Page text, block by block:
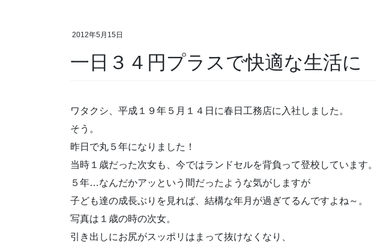
2012年5月15日
一日３４円プラスで快適な生活に
ワタクシ、平成１９年５月１４日に春日工務店に入社しました。
そう。
昨日で丸５年になりました！
当時１歳だった次女も、今ではランドセルを背負って登校しています。
５年…なんだかアッという間だったような気がしますが
子ども達の成長ぶりを見れば、結構な年月が過ぎてるんですよね～。
写真は１歳の時の次女。
引き出しにお尻がスッポリはまって抜けなくなり、